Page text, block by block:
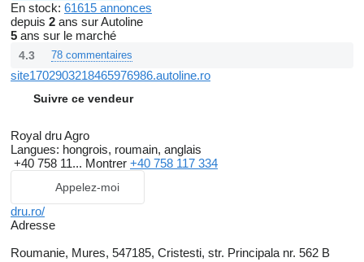
En stock: 61615 annonces
depuis 2 ans sur Autoline
5 ans sur le marché
4.3 78 commentaires
site1702903218465976986.autoline.ro
Suivre ce vendeur
Royal dru Agro
Langues: hongrois, roumain, anglais
+40 758 11... Montrer +40 758 117 334
Appelez-moi
dru.ro/
Adresse
Roumanie, Mures, 547185, Cristesti, str. Principala nr. 562 B